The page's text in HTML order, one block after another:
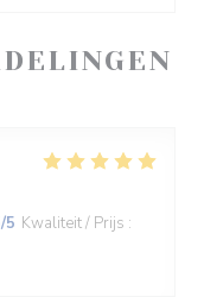
/5 Kwaliteit / Prijs :